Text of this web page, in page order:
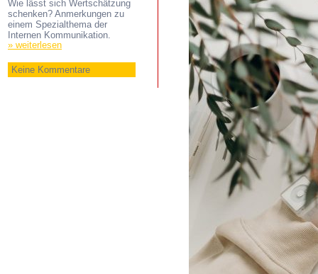
Wie lässt sich Wertschätzung
schenken? Anmerkungen zu
einem Spezialthema der
Internen Kommunikation.
» weiterlesen
Keine Kommentare